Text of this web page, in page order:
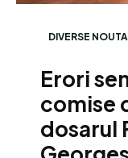
DIVERSE
Erori
comise
dosarul